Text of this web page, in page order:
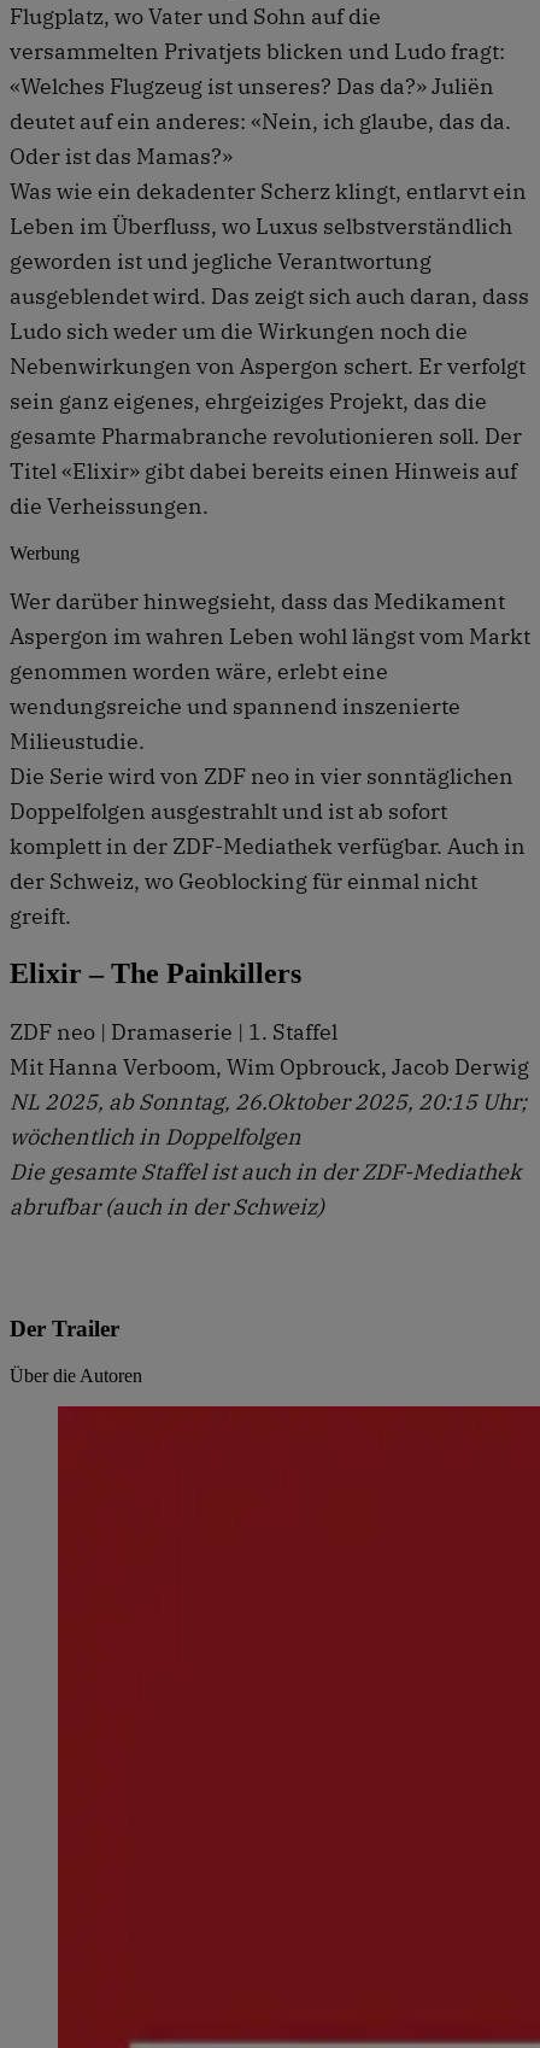
Flugplatz, wo Vater und Sohn auf die
versammelten Privatjets blicken und Ludo fragt:
«Welches Flugzeug ist unseres? Das da?» Juliën
deutet auf ein anderes: «Nein, ich glaube, das da.
Oder ist das Mamas?»
Was wie ein dekadenter Scherz klingt, entlarvt ein
Leben im Überfluss, wo Luxus selbstverständlich
geworden ist und jegliche Verantwortung
ausgeblendet wird. Das zeigt sich auch daran, dass
Ludo sich weder um die Wirkungen noch die
Nebenwirkungen von Aspergon schert. Er verfolgt
sein ganz eigenes, ehrgeiziges Projekt, das die
gesamte Pharmabranche revolutionieren soll. Der
Titel «Elixir» gibt dabei bereits einen Hinweis auf
die Verheissungen.
Werbung
Wer darüber hinwegsieht, dass das Medikament
Aspergon im wahren Leben wohl längst vom Markt
genommen worden wäre, erlebt eine
wendungsreiche und spannend inszenierte
Milieustudie.
Die Serie wird von ZDF neo in vier sonntäglichen
Doppelfolgen ausgestrahlt und ist ab sofort
komplett in der ZDF-Mediathek verfügbar. Auch in
der Schweiz, wo Geoblocking für einmal nicht
greift.
Elixir – The Painkillers
ZDF neo | Dramaserie | 1. Staffel
Mit Hanna Verboom, Wim Opbrouck, Jacob Derwig
NL 2025, ab Sonntag, 26.Oktober 2025, 20:15 Uhr;
wöchentlich in Doppelfolgen
Die gesamte Staffel ist auch in der ZDF-Mediathek
abrufbar (auch in der Schweiz)
Der Trailer
Über die Autoren